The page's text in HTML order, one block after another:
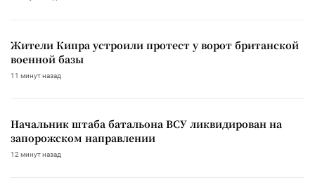
Жители Кипра устроили протест у ворот британской
военной базы
11 минут назад
Начальник штаба батальона ВСУ ликвидирован на
запорожском направлении
12 минут назад